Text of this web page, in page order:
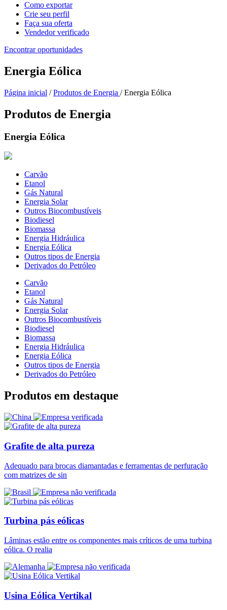
Como exportar
Crie seu perfil
Faça sua oferta
Vendedor verificado
Encontrar oportunidades
Energia Eólica
Página inicial /Produtos de Energia / Energia Eólica
Produtos de Energia
Energia Eólica
Carvão
Etanol
Gás Natural
Energia Solar
Outros Biocombustíveis
Biodiesel
Biomassa
Energia Hidráulica
Energia Eólica
Outros tipos de Energia
Derivados do Petróleo
Carvão
Etanol
Gás Natural
Energia Solar
Outros Biocombustíveis
Biodiesel
Biomassa
Energia Hidráulica
Energia Eólica
Outros tipos de Energia
Derivados do Petróleo
Produtos em destaque
Grafite de alta pureza
Adequado para brocas diamantadas e ferramentas de perfuração
com matrizes de sin
Turbina pás eólicas
Lâminas estão entre os componentes mais críticos de uma turbina
eólica. O realia
Usina Eólica Vertikal